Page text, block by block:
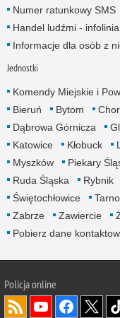
Numer ratunkowy SMS
Handel ludźmi - infolinia
Informacje dla osób z
Jednostki
Komendy Miejskie i
Bieruń
Bytom
Dąbrowa Górnicza
Katowice
Kłobuck
Myszków
Piekary
Ruda Śląska
Rybnik
Świętochłowice
Zabrze
Zawiercie
Pobierz dane
Policja online